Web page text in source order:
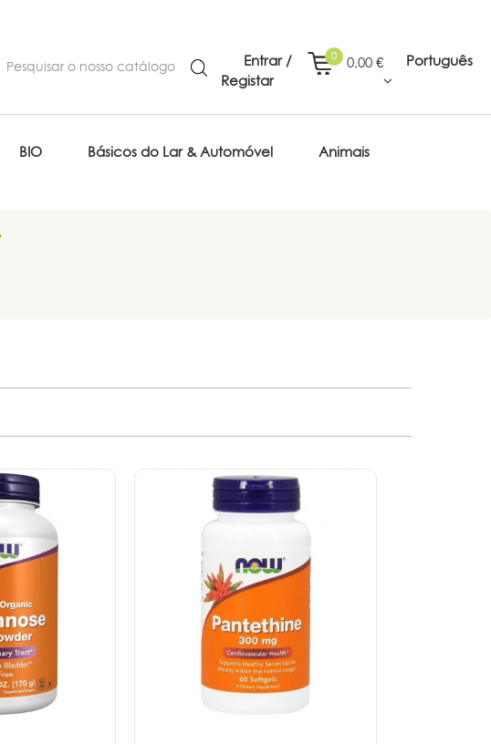
Entrar /
Registar
0,00 €
0 Português
BIO Básicos do Lar & Automóvel
Animais